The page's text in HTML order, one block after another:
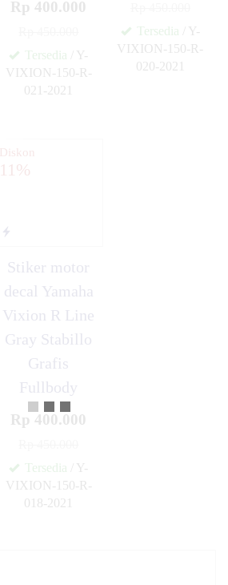
Rp 400.000
Tersedia / Y-
VIXION-150-R-
021-2021
Tersedia / Y-
VIXION-150-R-
020-2021
Diskon
11%
Stiker motor
decal Yamaha
Vixion R Line
Gray Stabillo
Grafis
Fullbody
Rp 400.000
Tersedia / Y-
VIXION-150-R-
018-2021